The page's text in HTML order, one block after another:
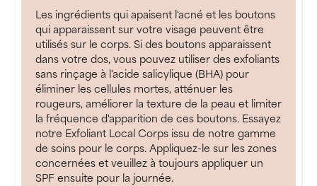
Les ingrédients qui apaisent l'acné et les boutons
qui apparaissent sur votre visage peuvent être
utilisés sur le corps. Si des boutons apparaissent
dans votre dos, vous pouvez utiliser des exfoliants
sans rinçage à l'acide salicylique (BHA) pour
éliminer les cellules mortes, atténuer les
rougeurs, améliorer la texture de la peau et limiter
la fréquence d'apparition de ces boutons. Essayez
notre Exfoliant Local Corps issu de notre gamme
de soins pour le corps. Appliquez-le sur les zones
concernées et veuillez à toujours appliquer un
SPF ensuite pour la journée.